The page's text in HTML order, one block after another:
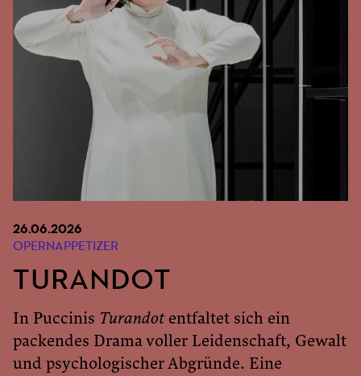
26.06.2026
OPERNAPPETIZER
TURANDOT
In Puccinis Turandotentfaltet sich ein
packendes Drama voller Leidenschaft, Gewalt
und psychologischer Abgründe. Eine